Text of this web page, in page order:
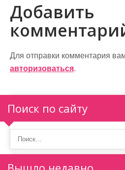
и
г
а
ц
я
п
о
з
Добавить
Для отправки комментария
авторизоваться.
Поиск по сайту